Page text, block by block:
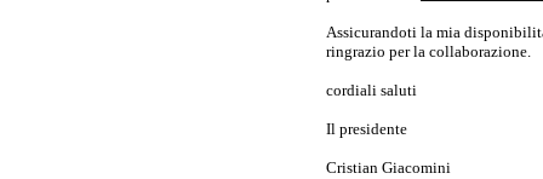
Assicurandoti la mia
ringrazio per la collaborazione.
cordiali saluti
Il presidente
Cristian Giacomini